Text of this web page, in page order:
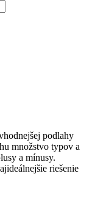
podlahy
množstvo typov a
a mínusy.
riešenie